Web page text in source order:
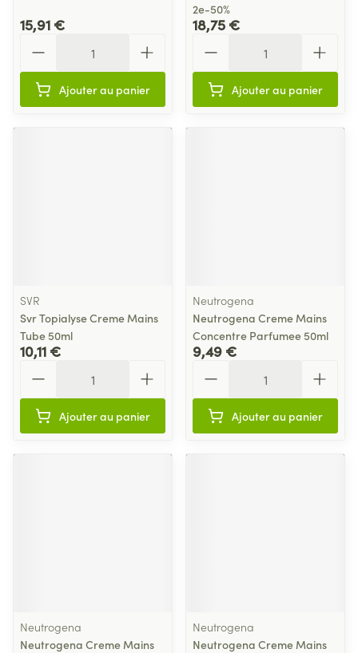
15,91 €
Ajouter au panier
2e-50%
18,75 €
Ajouter au panier
SVR
Svr Topialyse Creme Mains
Tube 50ml
10,11 €
Ajouter au panier
Neutrogena
Neutrogena Creme Mains
Concentre Parfumee 50ml
9,49 €
Ajouter au panier
Neutrogena
Neutrogena Creme Mains
Neutrogena
Neutrogena Creme Mains